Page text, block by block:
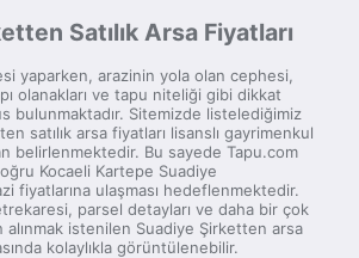
Satılık Arsa Fiyatları
yaparken, arazinin yola olan cephesi,
olanakları ve tapu niteliği gibi dikkat
bulunmaktadır. Sitemizde listelediğimiz
satılık arsa fiyatları lisanslı gayrimenkul
belirlenmektedir. Bu sayede Tapu.com
Kocaeli Kartepe Suadiye
fiyatlarına ulaşması hedeflenmektedir.
parsel detayları ve daha bir çok
alınmak istenilen Suadiye Şirketten arsa
kolaylıkla görüntülenebilir.